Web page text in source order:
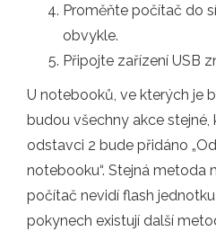
Proměňte počítač do
obvykle.
Připojte zařízení USB
U notebooků, ve kterých je
budou všechny akce stejné,
odstavci 2 bude přidáno
notebooku“. Stejná metoda
počítač nevidí flash
pokynech existují další